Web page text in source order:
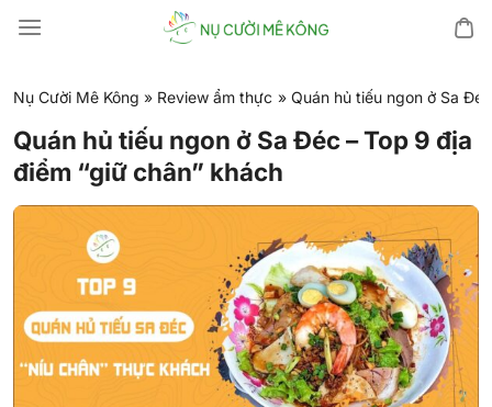
đến
dung
Nụ Cười Mê Kông » Review ẩm thực » Quán hủ tiếu ngon ở Sa
Quán hủ tiếu ngon ở Sa Đéc – Top 9 địa
điểm “giữ chân” khách